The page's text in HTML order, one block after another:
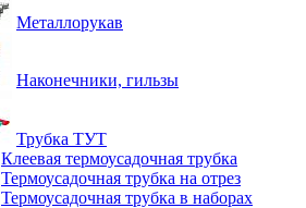
Металлорукав
Наконечники, гильзы
Трубка ТУТ
Клеевая термоусадочная трубка
Термоусадочная трубка на отрез
Термоусадочная трубка в наборах